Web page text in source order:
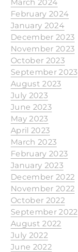
March 2024
February 2024
January 2024
December 2023
November 2023
October 2023
September 2023
August 2023
July 2023
June 2023
May 2023
April 2023
March 2023
February 2023
January 2023
December 2022
November 2022
October 2022
September 2022
August 2022
July 2022
June 2022